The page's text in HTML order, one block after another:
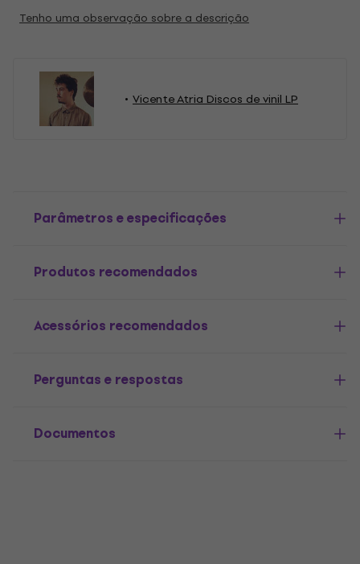
Tenho uma observação sobre a descrição
Vicente Atria Discos de vinil LP
Parâmetros e especificações
Produtos recomendados
Acessórios recomendados
Perguntas e respostas
Documentos